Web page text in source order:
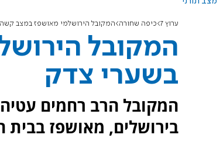
ערוץ 7 כיפה שחורה המקובל הירושלמי מאושפז במצב
המקובל
בשערי צדק
בירושלים, מאושפז